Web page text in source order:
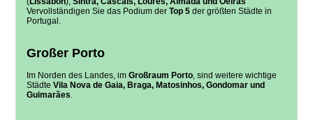
Vervollständigen Sie das Podium der Top 5 der größten Städte in
Portugal.
Großer Porto
Im Norden des Landes, im Großraum Porto, sind weitere wichtige
Städte Vila Nova de Gaia, Braga, Matosinhos, Gondomar und
Guimarães.